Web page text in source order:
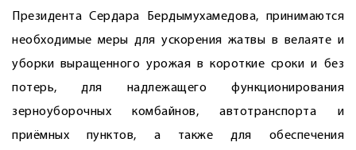
Президента Сердара Бердымухамедова, принимаются
необходимые меры для ускорения жатвы в велаяте и
уборки выращенного урожая в короткие сроки и без
потерь, для надлежащего функционирования
зерноуборочных комбайнов, автотранспорта и
приёмных пунктов, а также для обеспечения